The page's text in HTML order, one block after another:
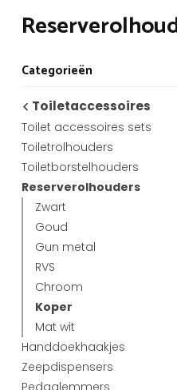
Categorieën
Toiletaccessoires
Toilet accessoires sets
Toiletrolhouders
Toiletborstelhouders
Reserverolhouders
Zwart
Goud
Gun metal
RVS
Chroom
Koper
Mat wit
Handdoekhaakjes
Zeepdispensers
Pedaalemmers